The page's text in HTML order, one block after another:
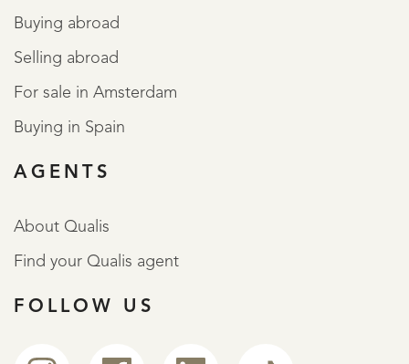
Voldoende parkeergelegenheid in de straat, én 2 auto's
READ MORE
READ LESS
Buying abroad
Selling abroad
For sale in Amsterdam
Buying in Spain
AGENTS
About Qualis
Find your Qualis agent
FOLLOW US